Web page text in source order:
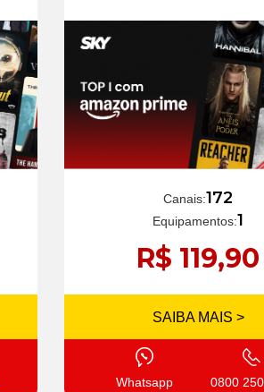
Canais:172
Equipamentos:1
R$ 119,90
SAIBA MAIS >
Whatsapp 0800